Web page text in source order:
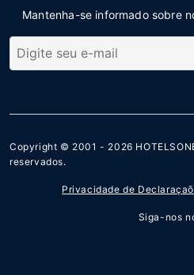
Mantenha-se informado sobre
Copyright © 2001 - 2026
reservados.
Privacidade de Declaraçaõ
Siga-nos